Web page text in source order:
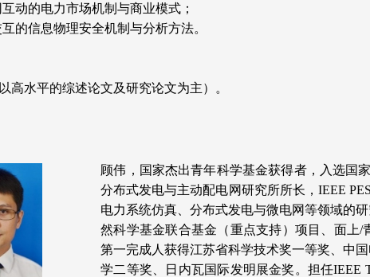
动的电力市场机制与商业模式；
的信息物理安全机制与分析方法。
高水平的综述论文及研究论文为主）。
顾伟，国家杰出青年科学基金获得者，入选国
分布式发电与主动配电网研究所所长，IEEE
电力系统仿真、分布式发电与微电网等领域的
然科学基金联合基金（重点支持）项目、面上
第一完成人获得江苏省科学技术奖一等奖、中
学二等奖、日内瓦国际发明展金奖。担任IEEE